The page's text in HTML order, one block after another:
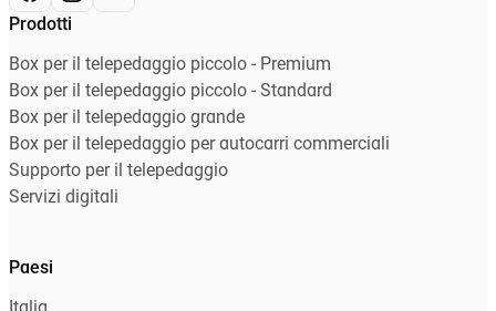
Prodotti
Box per il telepedaggio piccolo - Premium
Box per il telepedaggio piccolo - Standard
Box per il telepedaggio grande
Box per il telepedaggio per autocarri commerciali
Supporto per il telepedaggio
Servizi digitali
Paesi